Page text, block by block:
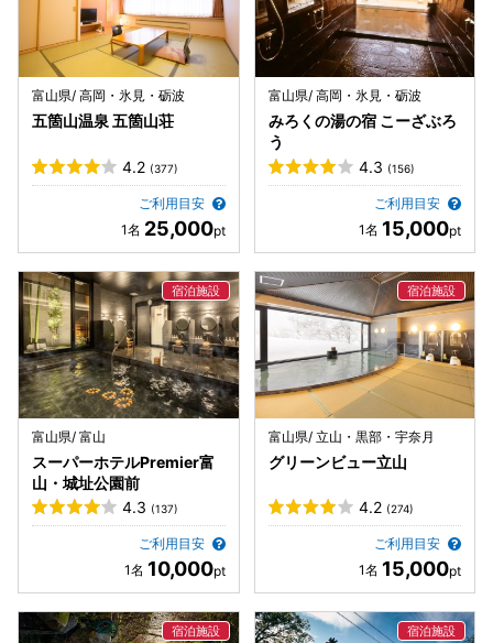
富山県/ 高岡・氷見・砺波
五箇山温泉 五箇山荘
4.2 (377)
ご利用目安
25,000
富山県/ 高岡・氷見・砺波
みろくの湯の宿 こーざぶろ
う
4.3 (156)
ご利用目安
15,000
富山県/ 富山
スーパーホテルPremier富
山・城址公園前
4.3 (137)
ご利用目安
10,000
富山県/ 立山・黒部・宇奈月
グリーンビュー立山
4.2 (274)
ご利用目安
15,000